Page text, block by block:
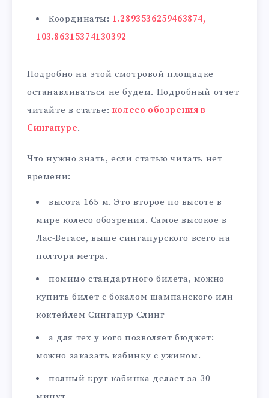
Координаты: 1.2893536259463874,
103.86315374130392
Подробно на этой смотровой площадке
останавливаться не будем. Подробный отчет
читайте в статье: колесо обозрения в
Сингапуре.
Что нужно знать, если статью читать нет
времени:
высота 165 м. Это второе по высоте в
мире колесо обозрения. Самое высокое в
Лас-Вегасе, выше сингапурского всего на
полтора метра.
помимо стандартного билета, можно
купить билет с бокалом шампанского или
коктейлем Сингапур Слинг
а для тех у кого позволяет бюджет:
можно заказать кабинку с ужином.
полный круг кабинка делает за 30